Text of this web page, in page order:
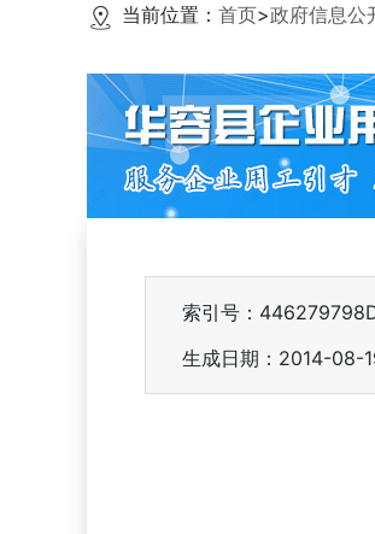
当前位置： 首页>政府信息公
索引号：
生成日期：2014-08-